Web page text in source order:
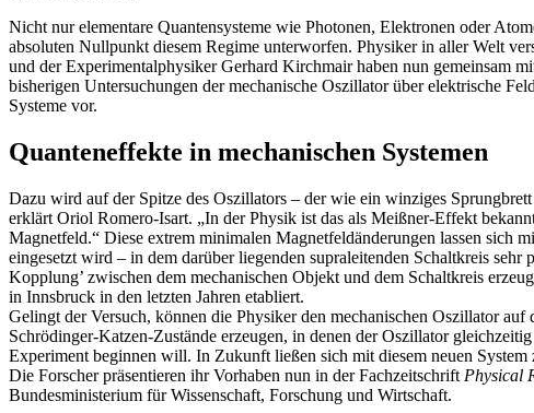
Nicht nur elementare Quantensysteme wie Photonen, Elektronen oder
absoluten Nullpunkt diesem Regime unterworfen. Physiker in aller Welt
und der Experimentalphysiker Gerhard Kirchmair haben nun gemeinsam
bisherigen Untersuchungen der mechanische Oszillator über elektrische
Systeme vor.
Quanteneffekte in mechanischen Systemen
Dazu wird auf der Spitze des Oszillators – der wie ein winziges
erklärt Oriol Romero-Isart. „In der Physik ist das als Meißner-Effekt
Magnetfeld.“ Diese extrem minimalen Magnetfeldänderungen lassen sich
eingesetzt wird – in dem darüber liegenden supraleitenden Schaltkreis
Kopplung’ zwischen dem mechanischen Objekt und dem Schaltkreis
in Innsbruck in den letzten Jahren etabliert.
Gelingt der Versuch, können die Physiker den mechanischen Oszillator
Schrödinger-Katzen-Zustände erzeugen, in denen der Oszillator
Experiment beginnen will. In Zukunft ließen sich mit diesem neuen
Die Forscher präsentieren ihr Vorhaben nun in der Fachzeitschrift Physical
Bundesministerium für Wissenschaft, Forschung und Wirtschaft.